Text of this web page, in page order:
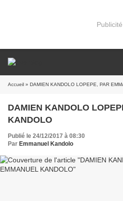
Publicité
Accueil » DAMIEN KANDOLO LOPEPE, PAR
DAMIEN KANDOLO
KANDOLO
Publié le 24/12/2017 à 08:30
Par Emmanuel Kandolo